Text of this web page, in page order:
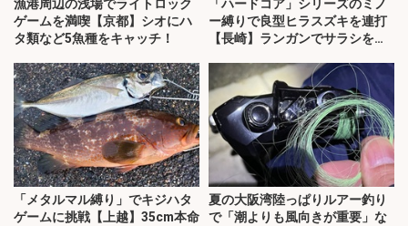
漁港周辺の浅場でライトロック
ゲームを満喫【京都】シオにハ
タ類など5魚種をキャッチ！
「ハードコア」シリーズのミノ
ー縛りで良型ヒラスズキを連打
【長崎】ランガンでサラシを攻
「メタルマル縛り」でキジハタ
ゲームに挑戦【上越】35cm本命
夏の大阪湾陸っぱりルアー釣り
で「潮よりも風向きが重要」な